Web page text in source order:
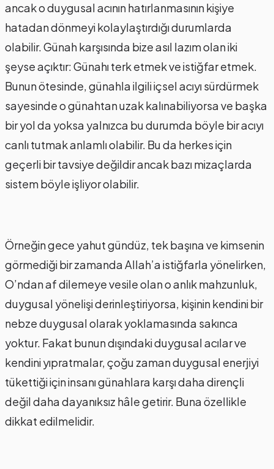
ancak o duygusal acının hatırlanmasının kişiye
hatadan dönmeyi kolaylaştırdığı durumlarda
olabilir. Günah karşısında bize asıl lazım olan iki
şeyse açıktır: Günahı terk etmek ve istiğfar etmek.
Bunun ötesinde, günahla ilgili içsel acıyı sürdürmek
sayesinde o günahtan uzak kalınabiliyorsa ve başka
bir yol da yoksa yalnızca bu durumda böyle bir acıyı
canlı tutmak anlamlı olabilir. Bu da herkes için
geçerli bir tavsiye değildir ancak bazı mizaçlarda
sistem böyle işliyor olabilir.
Örneğin gece yahut gündüz, tek başına ve kimsenin
görmediği bir zamanda Allah’a istiğfarla yönelirken,
O’ndan af dilemeye vesile olan o anlık mahzunluk,
duygusal yönelişi derinleştiriyorsa, kişinin kendini bir
nebze duygusal olarak yoklamasında sakınca
yoktur. Fakat bunun dışındaki duygusal acılar ve
kendini yıpratmalar, çoğu zaman duygusal enerjiyi
tükettiği için insanı günahlara karşı daha dirençli
değil daha dayanıksız hâle getirir. Buna özellikle
dikkat edilmelidir.